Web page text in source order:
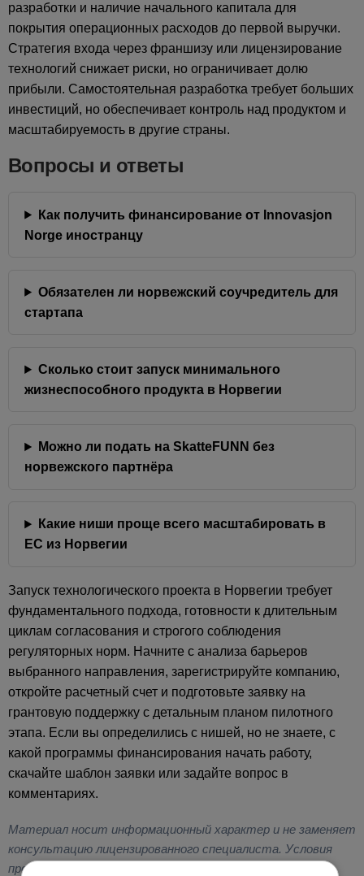
разработки и наличие начального капитала для
покрытия операционных расходов до первой выручки.
Стратегия входа через франшизу или лицензирование
технологий снижает риски, но ограничивает долю
прибыли. Самостоятельная разработка требует больших
инвестиций, но обеспечивает контроль над продуктом и
масштабируемость в другие страны.
Вопросы и ответы
Как получить финансирование от Innovasjon
Norge иностранцу
Обязателен ли норвежский соучредитель для
стартапа
Сколько стоит запуск минимального
жизнеспособного продукта в Норвегии
Можно ли подать на SkatteFUNN без
норвежского партнёра
Какие ниши проще всего масштабировать в
ЕС из Норвегии
Запуск технологического проекта в Норвегии требует
фундаментального подхода, готовности к длительным
циклам согласования и строгого соблюдения
регуляторных норм. Начните с анализа барьеров
выбранного направления, зарегистрируйте компанию,
откройте расчетный счет и подготовьте заявку на
грантовую поддержку с детальным планом пилотного
этапа. Если вы определились с нишей, но не знаете, с
какой программы финансирования начать работу,
скачайте шаблон заявки или задайте вопрос в
комментариях.
Материал носит информационный характер и не заменяет
консультацию лицензированного специалиста. Условия
программ и регуляторные требования обновляются